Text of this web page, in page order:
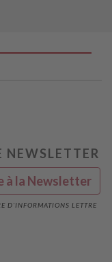
D'INFORMATIONS LETTRE